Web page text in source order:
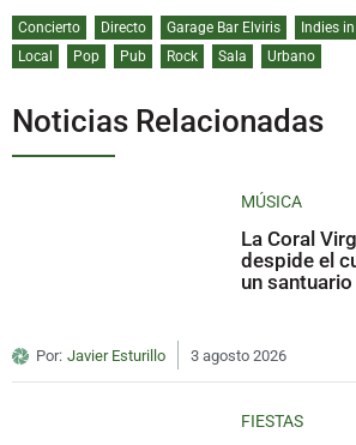
Concierto Directo Garage Bar Elviris Indies
Local
Pop Pub Rock Sala Urbano
Noticias Relacionadas
MÚSICA
La Coral
despide el
un
Por: Javier Esturillo 3 agosto 2026
FIESTAS